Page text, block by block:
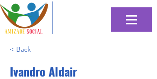
< Back
Ivandro Aldair